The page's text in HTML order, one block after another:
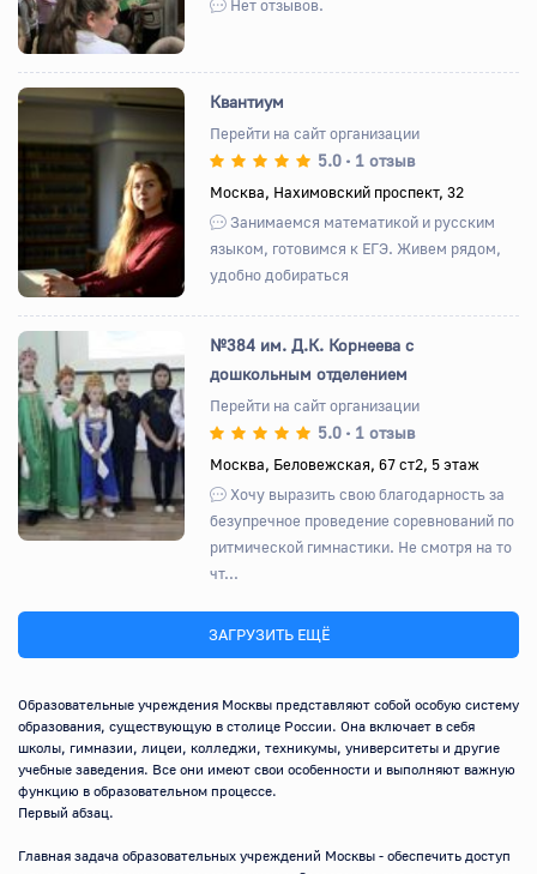
Нет отзывов.
Назад Вперед
Квантиум
Перейти на сайт организации
5.0 • 1 отзыв
Москва, Нахимовский проспект, 32
Занимаемся математикой и русским
языком, готовимся к ЕГЭ. Живем рядом,
удобно добираться
Назад Вперед
№384 им. Д.К. Корнеева с
дошкольным отделением
Перейти на сайт организации
5.0 • 1 отзыв
Москва, Беловежская, 67 ст2, 5 этаж
Хочу выразить свою благодарность за
безупречное проведение соревнований по
ритмической гимнастики. Не смотря на то
чт...
ЗАГРУЗИТЬ ЕЩЁ
Образовательные учреждения Москвы представляют собой особую систему
образования, существующую в столице России. Она включает в себя
школы, гимназии, лицеи, колледжи, техникумы, университеты и другие
учебные заведения. Все они имеют свои особенности и выполняют важную
функцию в образовательном процессе.
Первый абзац.
Главная задача образовательных учреждений Москвы - обеспечить доступ